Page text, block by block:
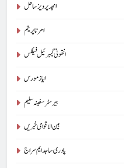
امجد پرویز ساحل
امرتا پریتم
انتھونی گیبرئیل فیلکس
ایاز مورس
بیرسٹرسفینہ سلیم
بین الاقوامی خبریں
پادری ساجد ایم سراج